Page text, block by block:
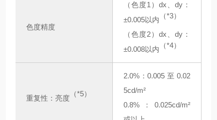
色度精度
（色度1）dx、dy：
±0.005以内
（*3）
（色度2）dx、dy：
±0.008以内
（*4）
重复性：亮度
（*5）
2.0%：0.005 至 0.02
5cd/m²
0.8%：0.025cd/m²